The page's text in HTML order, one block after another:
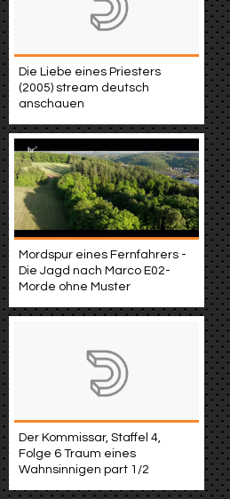
Die Liebe eines Priesters
(2005) stream deutsch
anschauen
Mordspur eines Fernfahrers -
Die Jagd nach Marco E02-
Morde ohne Muster
Der Kommissar, Staffel 4,
Folge 6 Traum eines
Wahnsinnigen part 1/2